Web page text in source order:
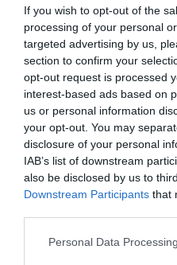
If you wish to opt-out of the
processing of your personal
targeted advertising by us,
section to confirm your
opt-out request is processed
interest-based ads based on
us or personal information
your opt-out. You may
disclosure of your personal
IAB’s list of downstream
also be disclosed by us to
Downstream Participants that
Personal Data
200ml
200ml